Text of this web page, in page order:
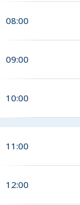
08:00
09:00
10:00
11:00
12:00